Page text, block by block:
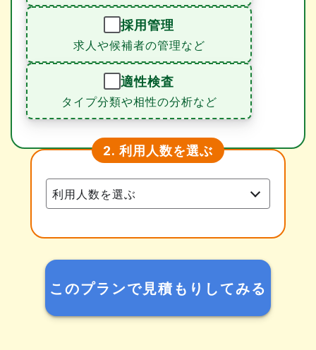
採用管理
求人や候補者の管理など
適性検査
タイプ分類や相性の分析など
2. 利用人数を選ぶ
このプランで見積もりしてみる